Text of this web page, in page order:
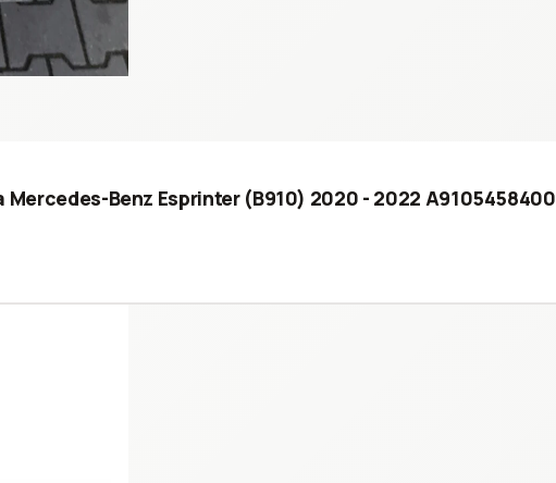
Benz Esprinter (B910) 2020 - 2022 A9105458400